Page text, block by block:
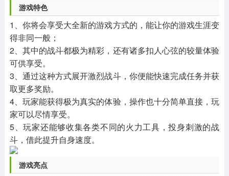
游戏特色
1、你将会享受大全新的游戏方式的，能让你的游戏生涯变
得非同一般；
2、其中的战斗都极为精彩，还有诸多扣人心弦的较量体验
可供享受。
3、通过这种方式展开激烈战斗，你便能快速完成任务并获
取更多奖励。
4、玩家能获得极为真实的体验，操作也十分简单直接，玩
家可以尽情享受。
5、玩家还能够收集各类不同的火力工具，投身刺激的战
斗，借此提升自身速度。
游戏亮点